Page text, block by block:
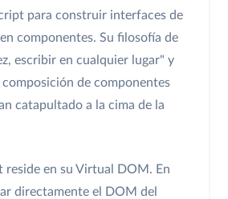
para construir interfaces de
componentes. Su filosofía de
escribir en cualquier lugar" y
de componentes
catapultado a la cima de la
reside en su Virtual DOM. En
directamente el DOM del